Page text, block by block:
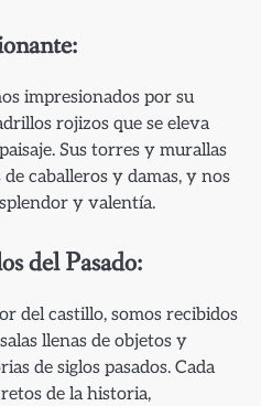
impresionados por su
rojizos que se eleva
Sus torres y murallas
caballeros y damas, y nos
y valentía.
del Pasado:
del castillo, somos recibidos
llenas de objetos y
de siglos pasados. Cada
de la historia,